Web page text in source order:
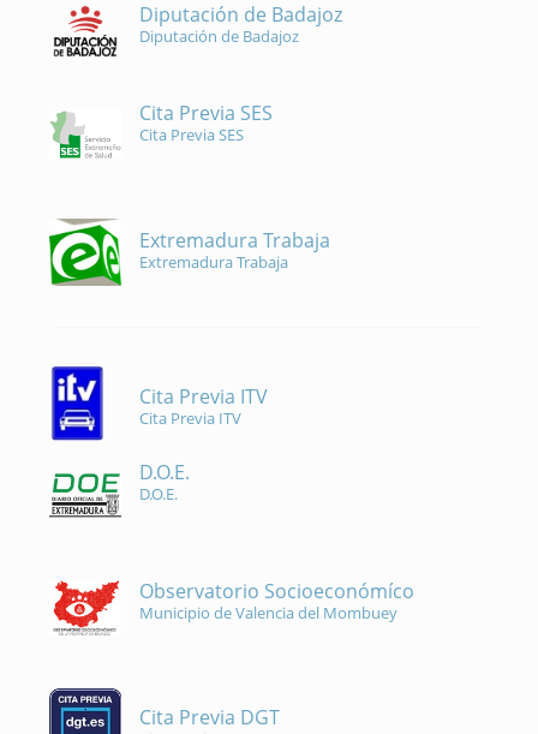
Diputación de Badajoz
Diputación de Badajoz
Cita Previa SES
Cita Previa SES
Extremadura Trabaja
Extremadura Trabaja
Cita Previa ITV
Cita Previa ITV
D.O.E.
D.O.E.
Observatorio Socioeconómíco
Municipio de Valencia del Mombuey
Cita Previa DGT